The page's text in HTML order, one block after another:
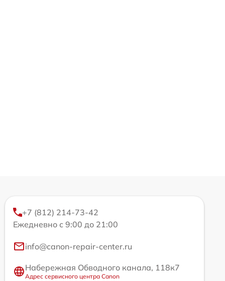
+7 (812) 214-73-42
Ежедневно с 9:00 до 21:00
info@canon-repair-center.ru
Набережная Обводного канала, 118к7
Адрес сервисного центра Canon